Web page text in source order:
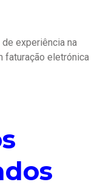
experiência na
faturação eletrónica